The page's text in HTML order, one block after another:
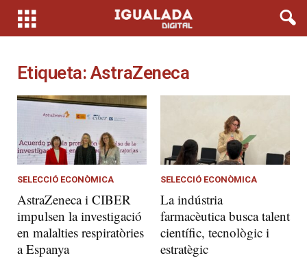
Etiqueta: AstraZeneca
SELECCIÓ ECONÒMICA
AstraZeneca i CIBER
impulsen la investigació
en malalties respiratòries
a Espanya
SELECCIÓ ECONÒMICA
La indústria
farmacèutica busca talent
científic, tecnològic i
estratègic